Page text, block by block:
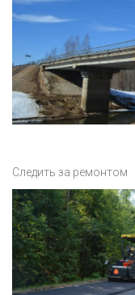
Следить за ремонтом